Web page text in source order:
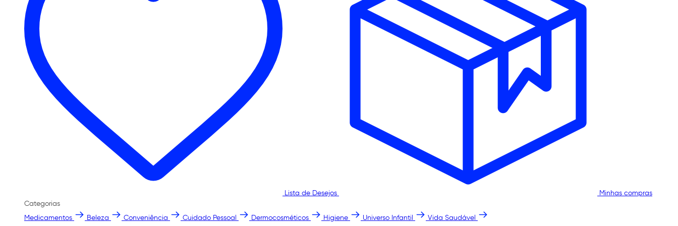
Lista de Desejos
Minhas compras
Categorias
Medicamentos
Beleza Conveniência Cuidado Pessoal Dermocosméticos Higiene Universo Infantil Vida Saudável